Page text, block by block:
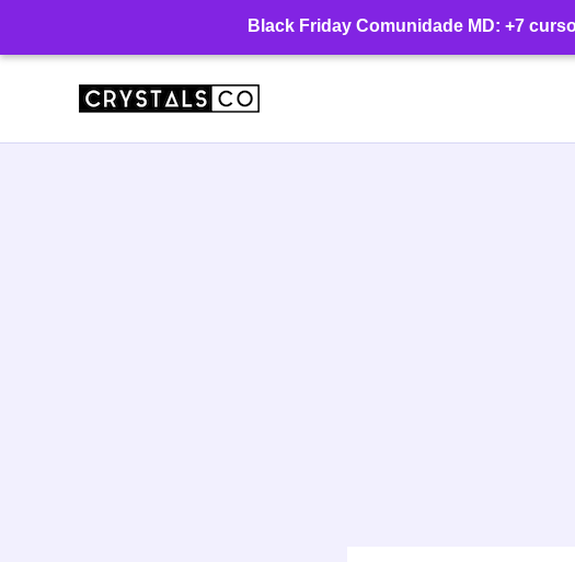
Black Friday Comunidade MD: +7
conteúdo